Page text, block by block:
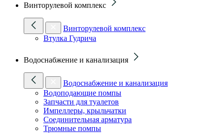
Винторулевой комплекс
Винторулевой комплекс
Втулка Гудрича
Водоснабжение и канализация
Водоснабжение и канализация
Водоподающие помпы
Запчасти для туалетов
Импеллеры, крыльчатки
Соединительная арматура
Трюмные помпы